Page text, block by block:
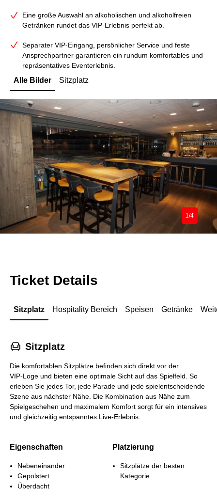
Eine große Auswahl an alkoholischen und alkoholfreien
Getränken rundet das VIP‑Erlebnis perfekt ab.
Separater VIP‑Eingang, persönlicher Service und feste
Ansprechpartner garantieren ein rundum komfortables und
repräsentatives Eventerlebnis.
Alle Bilder Sitzplatz
1/4
Ticket Details
Sitzplatz Hospitality Bereich Speisen Getränke
􁐴 Sitzplatz
Die komfortablen Sitzplätze befinden sich direkt vor der
VIP‑Loge und bieten eine optimale Sicht auf das Spielfeld. So
erleben Sie jedes Tor, jede Parade und jede spielentscheidende
Szene aus nächster Nähe. Die Kombination aus Nähe zum
Spielgeschehen und maximalem Komfort sorgt für ein intensives
und gleichzeitig entspanntes Live‑Erlebnis.
Eigenschaften
Nebeneinander
Gepolstert
Überdacht
Platzierung
Sitzplätze der besten
Kategorie